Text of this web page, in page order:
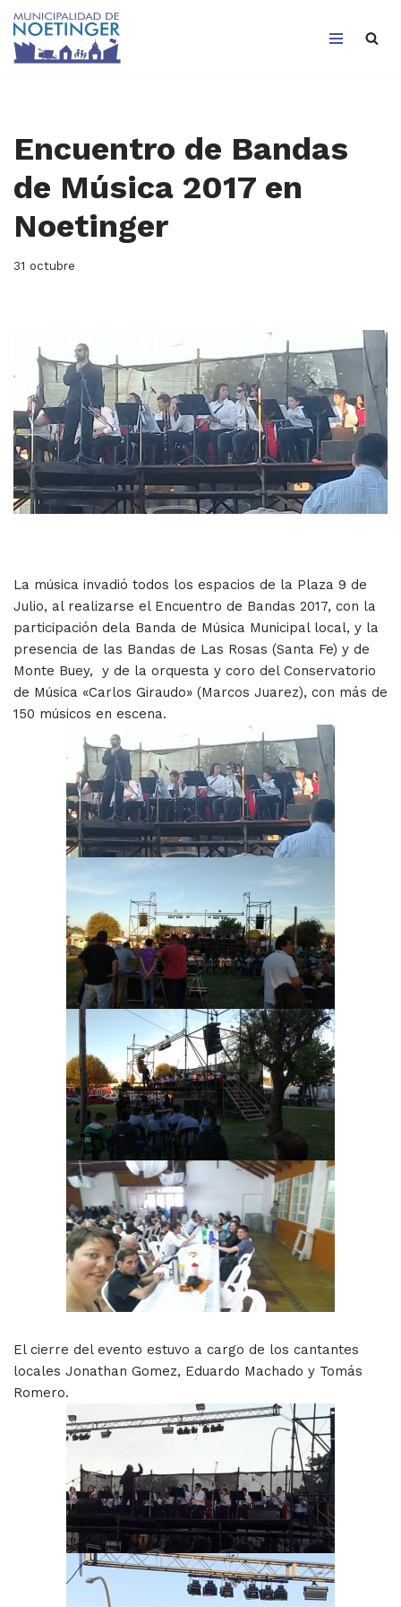
Saltar
Encuentro de Bandas
de Música 2017 en
Noetinger
31 octubre
La música invadió todos los espacios de la Plaza 9 de
Julio, al realizarse el Encuentro de Bandas 2017, con la
participación dela Banda de Música Municipal local, y la
presencia de las Bandas de Las Rosas (Santa Fe) y de
Monte Buey, y de la orquesta y coro del Conservatorio
de Música «Carlos Giraudo» (Marcos Juarez), con más de
150 músicos en escena.
El cierre del evento estuvo a cargo de los cantantes
locales Jonathan Gomez, Eduardo Machado y Tomás
Romero.